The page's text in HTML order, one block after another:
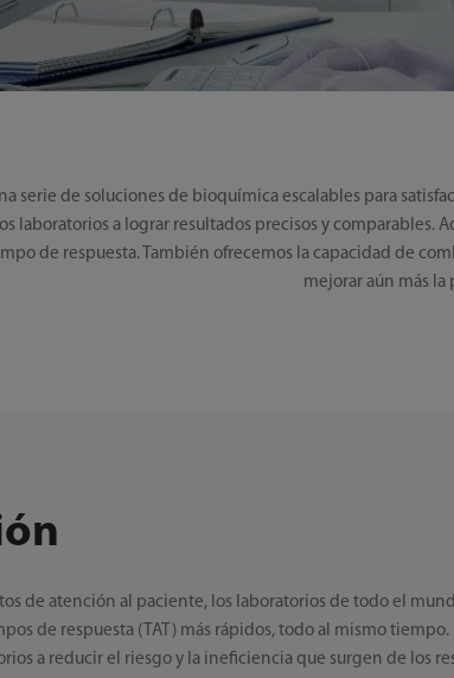
serie de soluciones de bioquímica escalables para
laboratorios a lograr resultados precisos y comparables.
de respuesta. También ofrecemos la capacidad de
mejorar aún más
de atención al paciente, los laboratorios de todo el
de respuesta (TAT) más rápidos, todo al mismo
a reducir el riesgo y la ineficiencia que surgen de los